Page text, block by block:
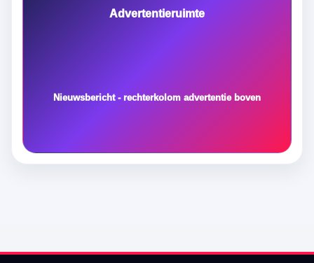
Advertentieruimte
Nieuwsbericht - rechterkolom advertentie boven